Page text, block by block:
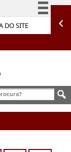
DO SITE